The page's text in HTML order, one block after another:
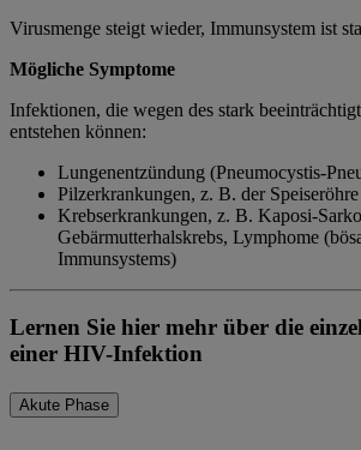
Virusmenge steigt wieder, Immunsystem ist
Mögliche Symptome
Infektionen, die wegen des stark
entstehen können:
Lungenentzündung (Pneumocystis-
Pilzerkrankungen, z. B. der Speiseröhre
Krebserkrankungen, z. B. Kaposi-
Gebärmutterhalskrebs, Lymphome
Immunsystems)
Lernen Sie hier mehr über die
einer HIV-Infektion
Akute Phase